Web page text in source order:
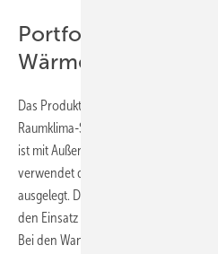
Wärmepumpen und
Das Produktportfolio wird um eine
Raumklima-Serie ergänzt. Die
ist mit Außeneinheiten von 4 bis 14 kW
verwendet das Kältemittel R290 und
ausgelegt. Die erreichbare
den Einsatz im Neubau und in der
Bei den Wandgeräten werden die